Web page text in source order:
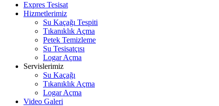
Expres Tesisat
Hizmetlerimiz
Su Kaçağı Tespiti
Tıkanıklık Açma
Petek Temizleme
Su Tesisatçısı
Logar Açma
Servislerimiz
Su Kaçağı
Tıkanıklık Açma
Logar Açma
Video Galeri